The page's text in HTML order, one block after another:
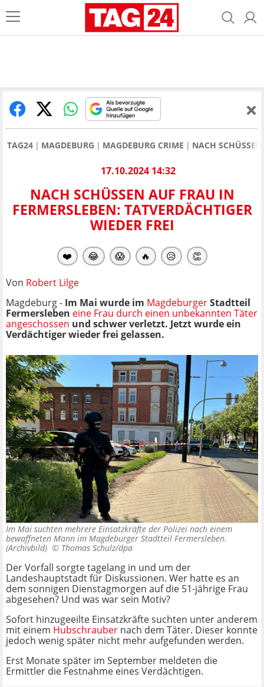
TAG24 MAGDEBURG MAGDEBURG CRIME NACH
17.10.2024 14:32
NACH SCHÜSSEN AUF FRAU IN
FERMERSLEBEN: TATVERDÄCHTIGER
WIEDER FREI
❤️ 😂 😱 🔥 😥 👏
Von Robert Lilge
Magdeburg - Im Mai wurde im MagdeburgerStadtteil
Fermersleben eine Frau durch einen unbekannten Täter
angeschossen und schwer verletzt. Jetzt wurde ein
Verdächtiger wieder frei gelassen.
Im Mai suchten mehrere Einsatzkräfte der Polizei nach einem
bewaffneten Mann im Magdeburger Stadtteil Fermersleben.
(Archivbild) © Thomas Schulz/dpa
Der Vorfall sorgte tagelang in und um der
Landeshauptstadt für Diskussionen. Wer hatte es an
dem sonnigen Dienstagmorgen auf die 51-jährige Frau
abgesehen? Und was war sein Motiv?
Sofort hinzugeeilte Einsatzkräfte suchten unter anderem
mit einem Hubschrauber nach dem Täter. Dieser konnte
jedoch wenig später nicht mehr aufgefunden werden.
Erst Monate später im September meldeten die
Ermittler die Festnahme eines Verdächtigen.